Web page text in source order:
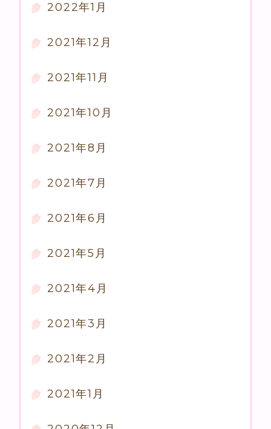
2022年1月
2021年12月
2021年11月
2021年10月
2021年8月
2021年7月
2021年6月
2021年5月
2021年4月
2021年3月
2021年2月
2021年1月